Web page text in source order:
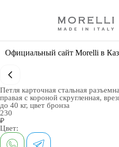
Официальный сайт Morelli в
Петля карточная стальная
правая с короной скругленная,
до 40 кг, цвет бронза
230
₽
Цвет: